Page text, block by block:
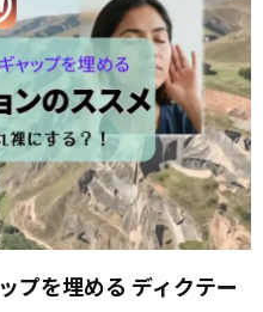
プを埋める ディクテー